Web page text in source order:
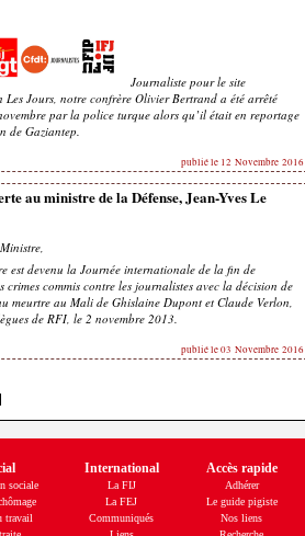
Journaliste pour le site
Les Jours, notre confrère Olivier Bertrand a été arrêté
par la police turque alors qu’il était en reportage
de Gaziantep.
publié le 12 Novembre 2016
au ministre de la Défense, Jean-Yves Le
est devenu la Journée internationale de la fin de
crimes commis contre les journalistes avec la décision de
meurtre au Mali de Ghislaine Dupont et Claude Verlon,
de RFI, le 2 novembre 2013.
publié le 03 Novembre 2016
International Accès rapide
sociale
travail
La FIJ
La FEJ
Communiqués
Adhérer
Le guide pigiste
Nos liens